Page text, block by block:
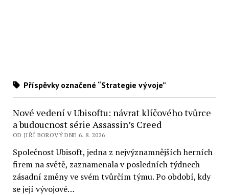
Příspěvky označené “Strategie vývoje”
Nové vedení v Ubisoftu: návrat klíčového tvůrce
a budoucnost série Assassin’s Creed
OD JIŘÍ BOROVÝ DNE 6. 8. 2026
Společnost Ubisoft, jedna z nejvýznamnějších herních
firem na světě, zaznamenala v posledních týdnech
zásadní změny ve svém tvůrčím týmu. Po období, kdy
se její vývojové…